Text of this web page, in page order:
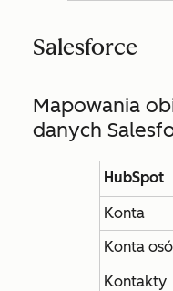
Salesforce
Mapowania
danych
HubSpot
Konta
Konta
Kontakty